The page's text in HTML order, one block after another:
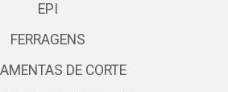
EPI
FERRAGENS
DE CORTE